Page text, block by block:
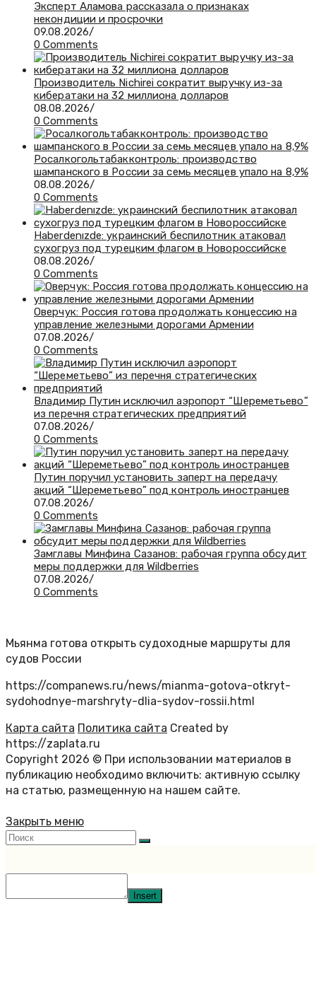
Эксперт Аламова рассказала о признаках
некондиции и просрочки
09.08.2026/
0 Comments
Производитель Nichirei сократит выручку из-за
кибератаки на 32 миллиона долларов
08.08.2026/
0 Comments
Росалкогольтабакконтроль: производство
шампанского в России за семь месяцев упало на 8,9%
08.08.2026/
0 Comments
Haberdenızde: украинский беспилотник атаковал
сухогруз под турецким флагом в Новороссийске
08.08.2026/
0 Comments
Оверчук: Россия готова продолжать концессию на
управление железными дорогами Армении
07.08.2026/
0 Comments
Владимир Путин исключил аэропорт “Шереметьево”
из перечня стратегических предприятий
07.08.2026/
0 Comments
Путин поручил установить заперт на передачу
акций “Шереметьево” под контроль иностранцев
07.08.2026/
0 Comments
Замглавы Минфина Сазанов: рабочая группа обсудит
меры поддержки для Wildberries
07.08.2026/
0 Comments
Мьянма готова открыть судоходные маршруты для
судов России
https://companews.ru/news/mianma-gotova-otkryt-
sydohodnye-marshryty-dlia-sydov-rossii.html
Карта сайта Политика сайта Created by
https://zaplata.ru
Copyright 2026 © При использовании материалов в
публикацию необходимо включить: активную ссылку
на статью, размещенную на нашем сайте.
Закрыть меню
Insert